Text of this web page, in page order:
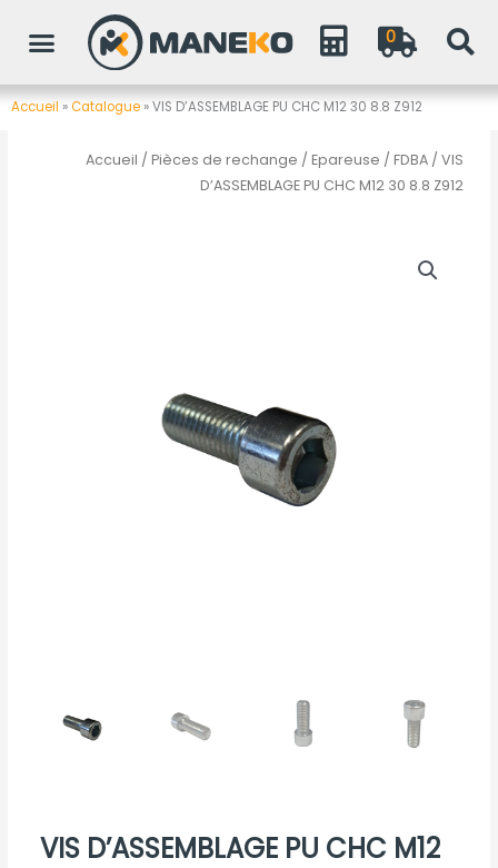
0
Accueil »Catalogue »VIS D’ASSEMBLAGE PU CHC M12 30 8.8 Z912
Accueil / Pièces de rechange / Epareuse / FDBA/ VIS
D’ASSEMBLAGE PU CHC M12 30 8.8 Z912
VIS D’ASSEMBLAGE PU CHC M12